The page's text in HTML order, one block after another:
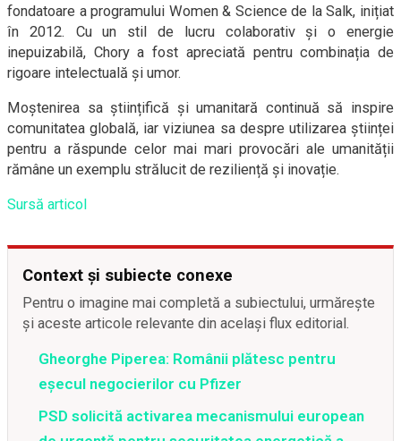
fondatoare a programului Women & Science de la Salk, inițiat
în 2012. Cu un stil de lucru colaborativ și o energie
inepuizabilă, Chory a fost apreciată pentru combinația de
rigoare intelectuală și umor.
Moștenirea sa științifică și umanitară continuă să inspire
comunitatea globală, iar viziunea sa despre utilizarea științei
pentru a răspunde celor mai mari provocări ale umanității
rămâne un exemplu strălucit de reziliență și inovație.
Sursă articol
Context și subiecte conexe
Pentru o imagine mai completă a subiectului, urmărește
și aceste articole relevante din același flux editorial.
Gheorghe Piperea: Românii plătesc pentru
eșecul negocierilor cu Pfizer
PSD solicită activarea mecanismului european